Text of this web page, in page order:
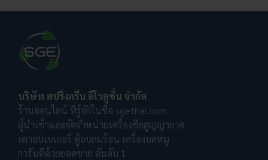
บริษัท สปริงกรีน อีโวลูชั่น จำกัด
ร้านออนไลน์ ที่รู้จักในชื่อ sgethai.com
ผู้นำเข้าและจัดจำหน่ายเครื่องซีลสูญญากาศ
เตาอบเบเกอรี่ ตู้อบลมร้อน เครื่องบดหมู
การันตีด้วยยอดขาย อันดับ 1